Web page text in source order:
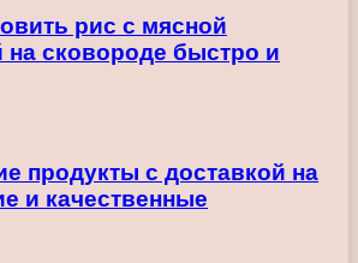
рис с мясной
на сковороде быстро и
продукты с доставкой на
и качественные